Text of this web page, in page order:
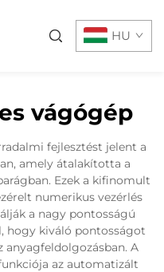
HU
vágógép
fejlesztést jelent a
amely átalakította a
Ezek a kifinomult
numerikus vezérlés
a nagy pontosságú
hogy kiváló pontosságot
anyagfeldolgozásban. A
az automatizált